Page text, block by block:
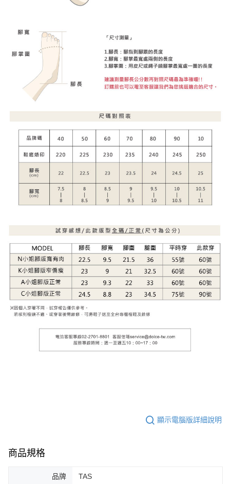
顯示電腦版詳細說明
商品規格
品牌 TAS